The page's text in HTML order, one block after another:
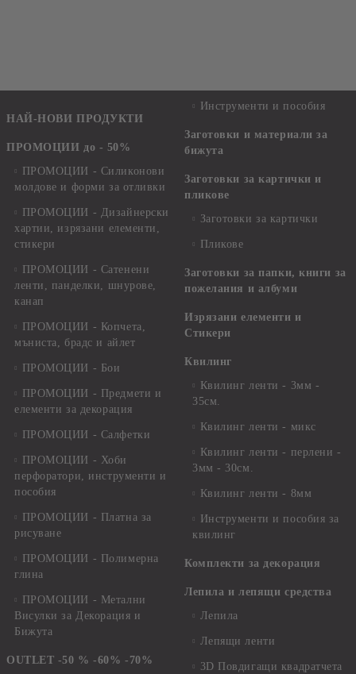
НАЙ-НОВИ ПРОДУКТИ
ПРОМОЦИИ до - 50%
ПРОМОЦИИ - Силиконови
молдове и форми за отливки
ПРОМОЦИИ - Дизайнерски
хартии, изрязани елементи,
стикери
ПРОМОЦИИ - Сатенени
ленти, панделки, шнурове,
канап
ПРОМОЦИИ - Копчета,
мъниста, брадс и айлет
ПРОМОЦИИ - Бои
ПРОМОЦИИ - Предмети и
елементи за декорация
ПРОМОЦИИ - Салфетки
ПРОМОЦИИ - Хоби
перфоратори, инструменти и
пособия
ПРОМОЦИИ - Платна за
рисуване
ПРОМОЦИИ - Полимерна
глина
ПРОМОЦИИ - Метални
Висулки за Декорация и
Бижута
OUTLET -50 % -60% -70%
Инструменти и пособия
Заготовки и материали за
бижута
Заготовки за картички и
пликове
Заготовки за картички
Пликове
Заготовки за папки, книги за
пожелания и албуми
Изрязани елементи и
Стикери
Квилинг
Квилинг ленти - 3мм -
35см.
Квилинг ленти - микс
Квилинг ленти - перлени -
3мм - 30см.
Квилинг ленти - 8мм
Инструменти и пособия за
квилинг
Комплекти за декорация
Лепила и лепящи средства
Лепила
Лепящи ленти
3D Повдигащи квадратчета